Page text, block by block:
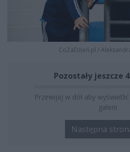
CoZaDzień.pl /
Pozostały jeszcze
Przewijaj w dół aby
galerii.
Następna